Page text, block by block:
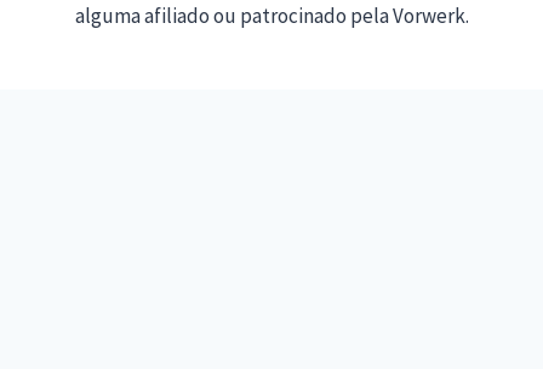
alguma afiliado ou patrocinado pela Vorwerk.